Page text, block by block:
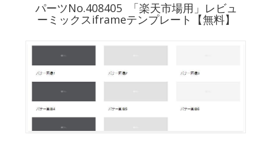
パーツNo.408405 「楽天市場用」レビュ
ーミックスiframeテンプレート【無料】